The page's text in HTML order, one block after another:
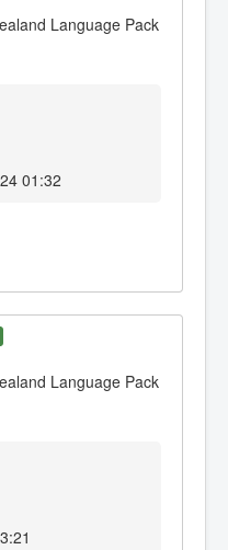
Language Pack
01:32
Language Pack